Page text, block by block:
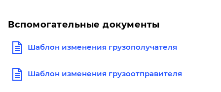
Вспомогательные документы
Шаблон изменения грузополучателя
Шаблон изменения грузоотправителя